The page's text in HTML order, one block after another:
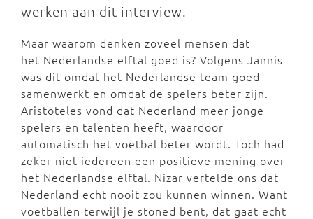
werken aan dit interview.
Maar waarom denken zoveel mensen dat
het Nederlandse elftal goed is? Volgens Jannis
was dit omdat het Nederlandse team goed
samenwerkt en omdat de spelers beter zijn.
Aristoteles vond dat Nederland meer jonge
spelers en talenten heeft, waardoor
automatisch het voetbal beter wordt. Toch had
zeker niet iedereen een positieve mening over
het Nederlandse elftal. Nizar vertelde ons dat
Nederland echt nooit zou kunnen winnen. Want
voetballen terwijl je stoned bent, dat gaat echt